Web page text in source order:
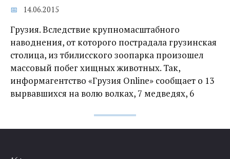
14.06.2015
Грузия. Вследствие крупномасштабного
наводнения, от которого пострадала грузинская
столица, из тбилисского зоопарка произошел
массовый побег хищных животных. Так,
информагентство «Грузия Online» сообщает о 13
вырвавшихся на волю волках, 7 медведях, 6